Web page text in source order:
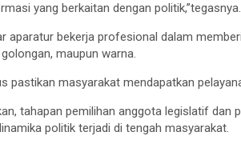
yang berkaitan dengan politik,”tegasnya.
aparatur bekerja profesional dalam
maupun warna.
pastikan masyarakat mendapatkan
tahapan pemilihan anggota legislatif dan
politik terjadi di tengah masyarakat.